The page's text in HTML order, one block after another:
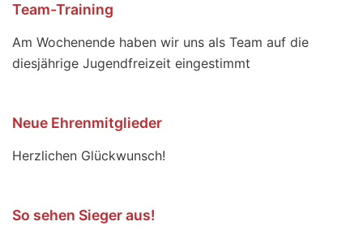
Team-Training
Am Wochenende haben wir uns als Team auf die
diesjährige Jugendfreizeit eingestimmt
Neue Ehrenmitglieder
Herzlichen Glückwunsch!
So sehen Sieger aus!